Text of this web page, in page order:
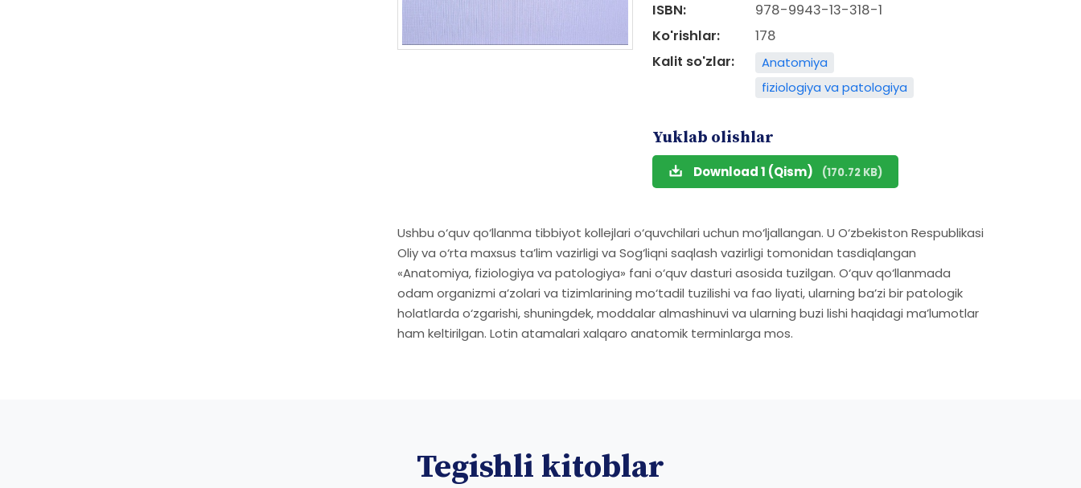
ISBN:
978-9943-13-318-1
Ko'rishlar:
178
Kalit so'zlar:
Anatomiya
fiziologiya va patologiya
Yuklab olishlar
Download 1 (Qism) (170.72 KB)
Ushbu o‘quv qo‘llanma tibbiyot kollejlari o‘quvchilari uchun mo‘ljallangan. U O‘zbekiston Respublikasi
Oliy va o‘rta maxsus ta’lim vazirligi va Sog‘liqni saqlash vazirligi tomonidan tasdiqlangan
«Anatomiya, fiziologiya va patologiya» fani o‘quv dasturi asosida tuzilgan. O‘quv qo‘llanmada
odam organizmi a’zolari va tizimlarining mo‘tadil tuzilishi va fao liyati, ularning ba’zi bir patologik
holatlarda o‘zgarishi, shuningdek, moddalar almashinuvi va ularning buzi lishi haqidagi ma’lumotlar
ham keltirilgan. Lotin atamalari xalqaro anatomik terminlarga mos.
Tegishli kitoblar